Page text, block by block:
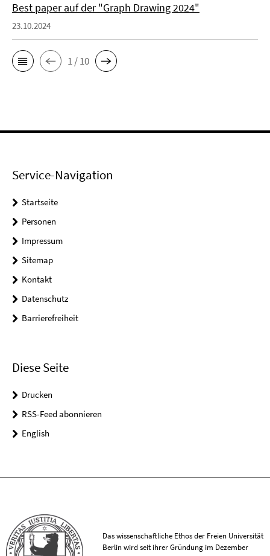
Best paper auf der "Graph Drawing 2024"
23.10.2024
1 / 10
Service-Navigation
Startseite
Personen
Impressum
Sitemap
Kontakt
Datenschutz
Barrierefreiheit
Diese Seite
Drucken
RSS-Feed abonnieren
English
Das wissenschaftliche Ethos der Freien Universität
Berlin wird seit ihrer Gründung im Dezember